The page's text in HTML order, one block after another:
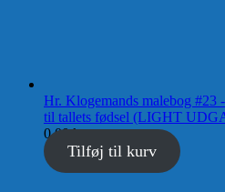
Hr. Klogemands malebog #23
til tallets fødsel (LIGHT
0,00kr.
Tilføj til kurv